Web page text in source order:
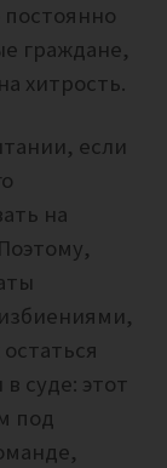
граждане,
хитрость.
если
на
суде: этот
под